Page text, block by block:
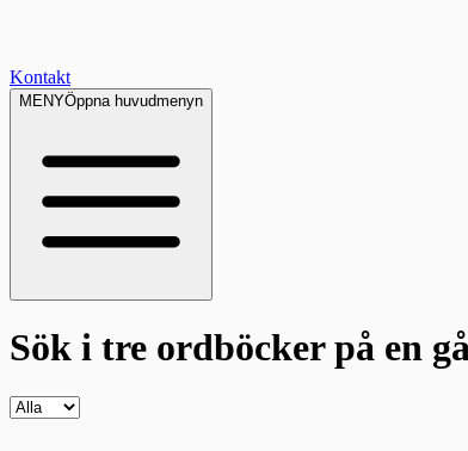
Kontakt
MENYÖppna huvudmenyn
Sök i tre ordböckerpå en